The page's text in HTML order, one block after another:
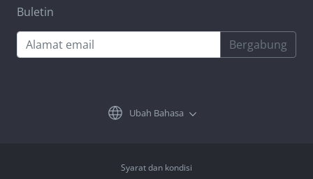
Buletin
Bergabung
Ubah Bahasa
Syarat dan kondisi